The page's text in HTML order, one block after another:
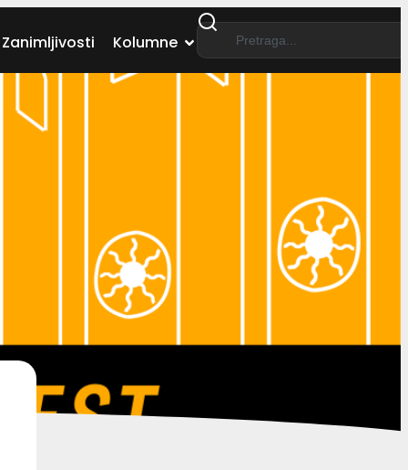
Zanimljivosti Kolumne